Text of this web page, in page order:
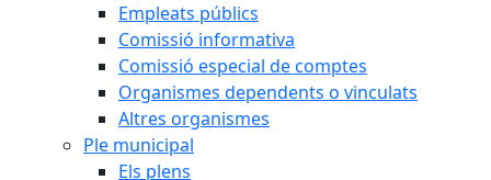
Empleats públics
Comissió informativa
Comissió especial de comptes
Organismes dependents o vinculats
Altres organismes
Ple municipal
Els plens